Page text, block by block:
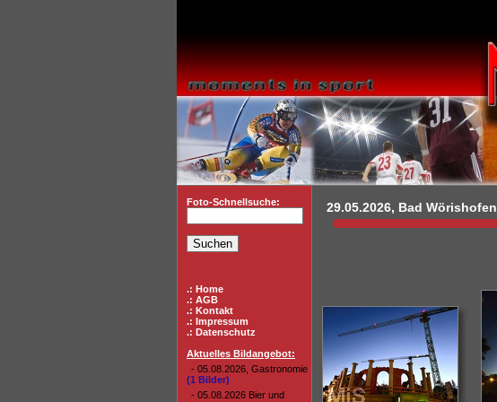
Foto-Schnellsuche:
.: Home
.: AGB
.: Kontakt
.: Impressum
.: Datenschutz
Aktuelles Bildangebot:
- 05.08.2026, Gastronomie
(1 Bilder)
- 05.08.2026 Bier und
29.05.2026, Bad Wörishofen